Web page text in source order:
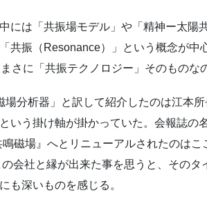
には「共振場モデル」や「精神ー太陽
共振（Resonance）」という概念が中
さに「共振テクノロジー」そのものな
分析器」と訳して紹介したのは江本
いう掛け軸が掛かっていた。会報誌の
磁場』へとリニューアルされたのはこ
会社と縁が出来た事を思うと、そのタ
も深いものを感じる。